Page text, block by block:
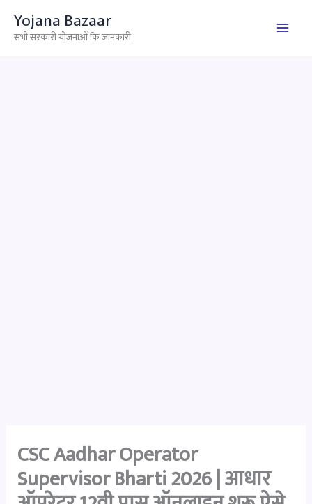
content
Yojana Bazaar
सभी सरकारी योजनाओं कि जानकारी
CSC Aadhar Operator
Supervisor Bharti 2026 | आधार